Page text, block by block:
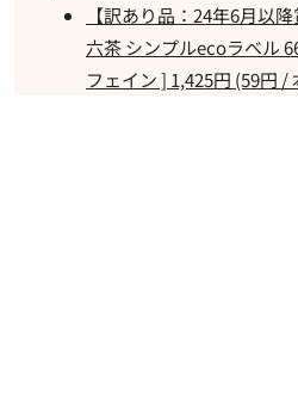
【訳あり品：24年6月以
六茶 シンプルecoラベル
フェイン ] 1,425円 (59円 /